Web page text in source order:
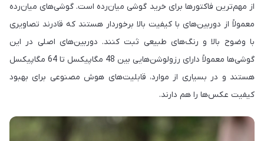
از مهم‌ترین فاکتورها برای خرید گوشی میان‌رده است. گوشی‌های میان‌رده
معمولاً از دوربین‌های با کیفیت بالا برخوردار هستند که قادرند تصاویری
با وضوح بالا و رنگ‌های طبیعی ثبت کنند. دوربین‌های اصلی در این
گوشی‌ها معمولاً دارای رزولوشن‌هایی بین 48 مگاپیکسل تا 64 مگاپیکسل
هستند و در بسیاری از موارد، قابلیت‌های هوش مصنوعی برای بهبود
کیفیت عکس‌ها را هم دارند.